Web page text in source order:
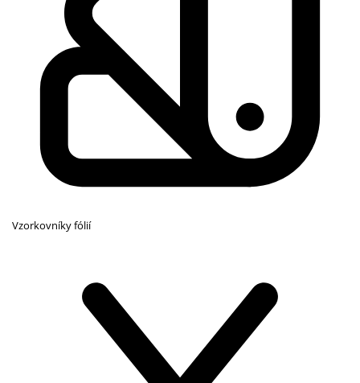
Vzorkovníky fólií